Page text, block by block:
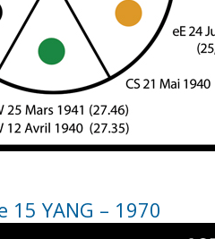
15 YANG – 1970